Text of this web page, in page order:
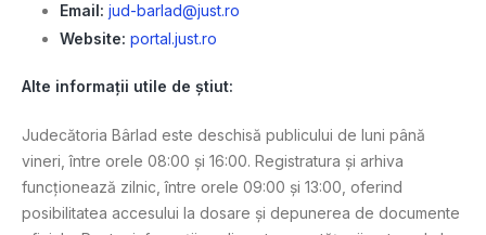
Email: jud-barlad@just.ro
Website: portal.just.ro
Alte informații utile de știut:
Judecătoria Bârlad este deschisă publicului de luni până
vineri, între orele 08:00 și 16:00. Registratura și arhiva
funcționează zilnic, între orele 09:00 și 13:00, oferind
posibilitatea accesului la dosare și depunerea de documente